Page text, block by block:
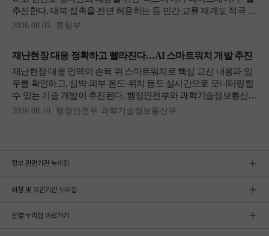
정부 관련기관 누리집
외청 및 유관기관 누리집
운영 누리집 바로가기